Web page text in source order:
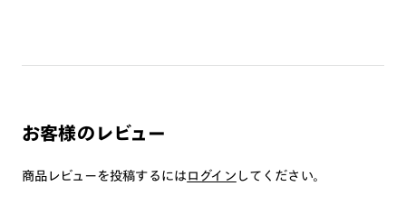
プレートについて
で作動する体内埋め込み装置などの医療機器を装着している方
お客様のレビュー
商品レビューを投稿するにはログイン してください。